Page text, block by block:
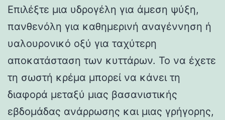
Επιλέξτε μια υδρογέλη για άμεση ψύξη,
πανθενόλη για καθημερινή αναγέννηση ή
υαλουρονικό οξύ για ταχύτερη
αποκατάσταση των κυττάρων. Το να έχετε
τη σωστή κρέμα μπορεί να κάνει τη
διαφορά μεταξύ μιας βασανιστικής
εβδομάδας ανάρρωσης και μιας γρήγορης,